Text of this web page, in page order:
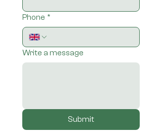
Phone *
Write a message
Submit